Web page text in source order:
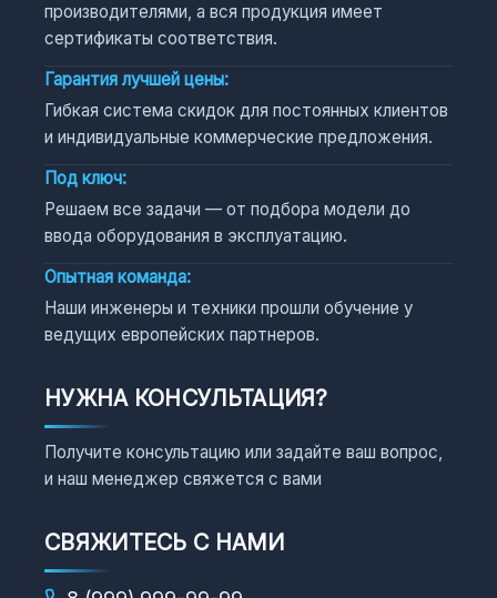
производителями, а вся продукция имеет
сертификаты соответствия.
Гарантия лучшей цены:
Гибкая система скидок для постоянных клиентов
и индивидуальные коммерческие предложения.
Под ключ:
Решаем все задачи — от подбора модели до
ввода оборудования в эксплуатацию.
Опытная команда:
Наши инженеры и техники прошли обучение у
ведущих европейских партнеров.
НУЖНА КОНСУЛЬТАЦИЯ?
Получите консультацию или задайте ваш вопрос,
и наш менеджер свяжется с вами
СВЯЖИТЕСЬ С НАМИ